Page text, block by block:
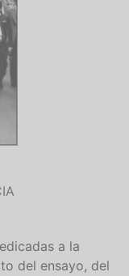
a la
del ensayo, del